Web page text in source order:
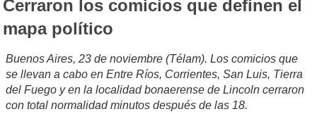
Cerraron los comicios que definen el
mapa político
Buenos Aires, 23 de noviembre (Télam). Los comicios que
se llevan a cabo en Entre Ríos, Corrientes, San Luis, Tierra
del Fuego y en la localidad bonaerense de Lincoln cerraron
con total normalidad minutos después de las 18.